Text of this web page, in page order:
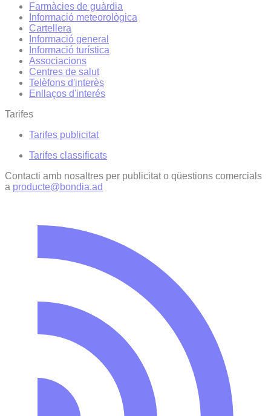
Farmàcies de guàrdia
Informació meteorològica
Cartellera
Informació general
Informació turística
Associacions
Centres de salut
Telèfons d'interès
Enllaços d'interés
Tarifes
Tarifes publicitat
Tarifes classificats
Contacti amb nosaltres per publicitat o qüestions comercials
a producte@bondia.ad